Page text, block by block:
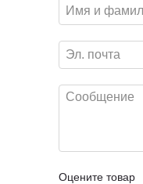
Оцените товар